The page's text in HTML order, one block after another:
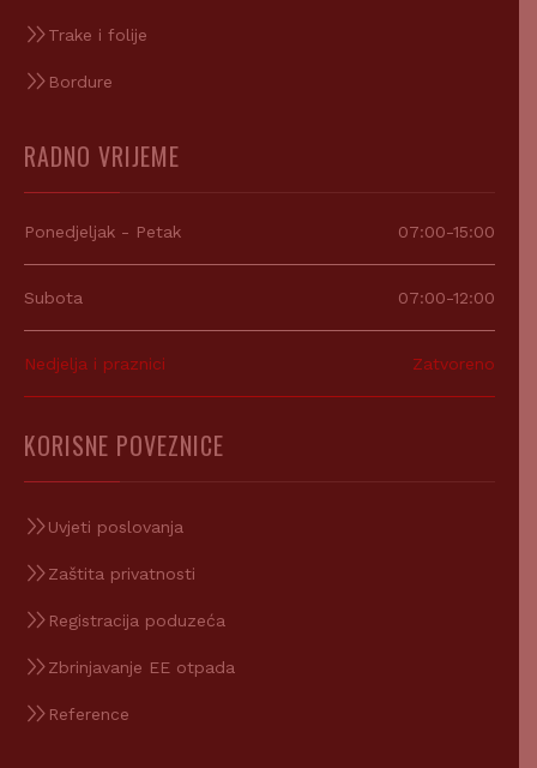
Trake i folije
Bordure
RADNO VRIJEME
Ponedjeljak - Petak 07:00-15:00
Subota 07:00-12:00
Nedjelja i praznici Zatvoreno
KORISNE POVEZNICE
Uvjeti poslovanja
Zaštita privatnosti
Registracija poduzeća
Zbrinjavanje EE otpada
Reference